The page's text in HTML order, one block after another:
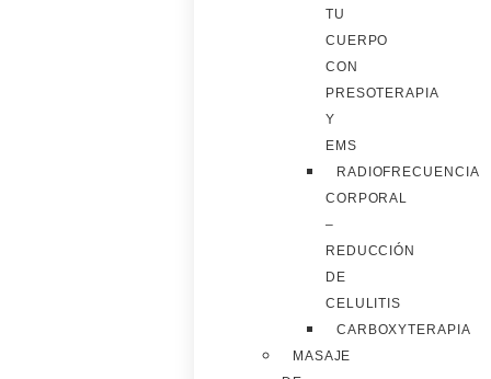
TU
CUERPO
CON
PRESOTERAPIA
Y
EMS
RADIOFRECUENCIA
CORPORAL
–
REDUCCIÓN
DE
CELULITIS
CARBOXYTERAPIA
MASAJE